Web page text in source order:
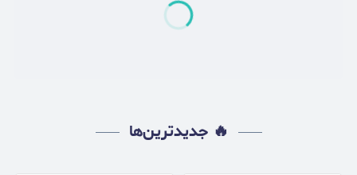
🔥 جدیدترین‌ها